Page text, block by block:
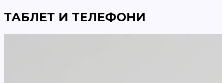
ТАБЛЕТ И ТЕЛЕФОНИ